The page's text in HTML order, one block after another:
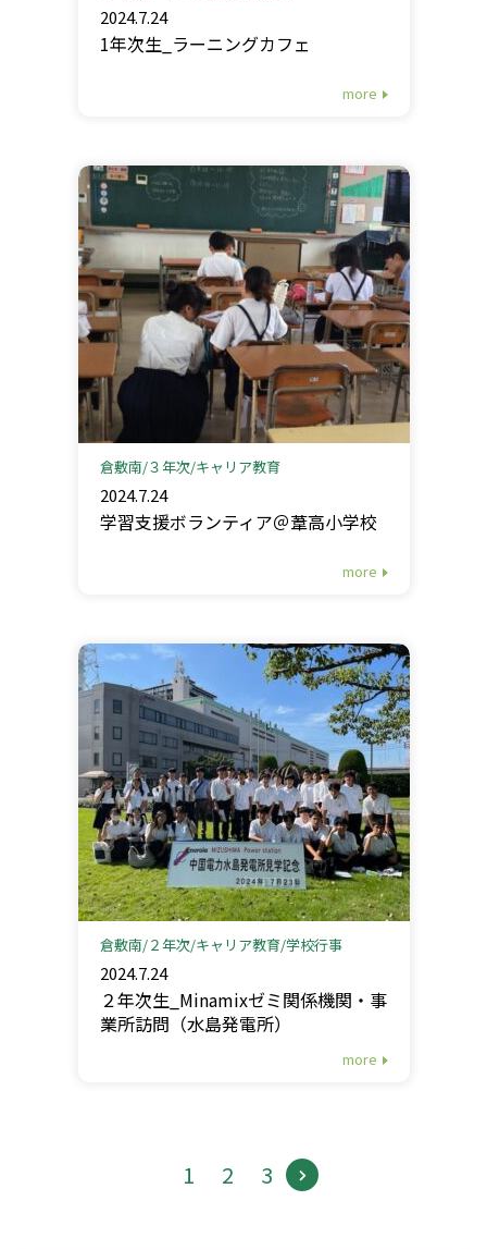
2024.7.24
1年次生_ラーニングカフェ
more
倉敷南 ３年次 キャリア教育
2024.7.24
学習支援ボランティア＠葦高小学校
more
倉敷南 ２年次 キャリア教育 学校行事
2024.7.24
２年次生_Minamixゼミ関係機関・事
業所訪問（水島発電所）
more
1 2 3